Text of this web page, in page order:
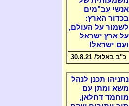
אנשי עב"מים
בכדור הארץ:
לשמור על העולם,
על ארץ ישראל
ועם ישראל!
כ"ב באלול/ 30.8.21
נתניהו תכנן לנהל
משא ומתן עם
מוחמד דחלאן,